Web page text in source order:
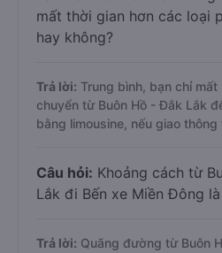
mất thời gian hơn các loại
hay không?
Trả lời: Trung bình, bạn chỉ mất
chuyển từ Buôn Hồ - Đắk Lắk
bằng limousine, nếu giao thông
Câu hỏi: Khoảng cách từ
Lắk đi Bến xe Miền Đông
Trả lời: Quãng đường từ Buôn